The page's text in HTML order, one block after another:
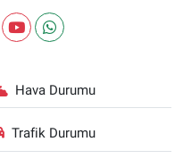
Hava Durumu
Trafik Durumu